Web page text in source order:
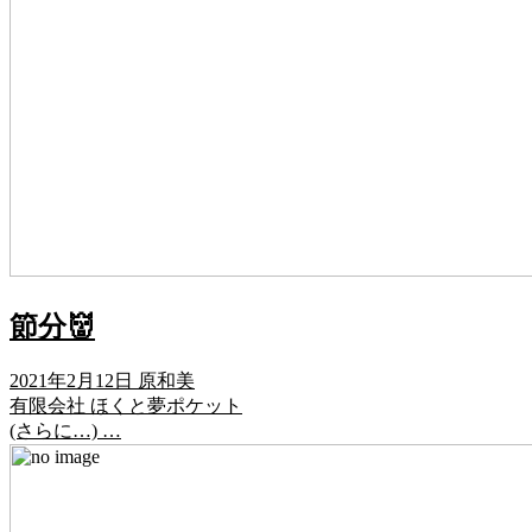
節分👹
2021年2月12日 原和美
有限会社 ほくと夢ポケット
(さらに…) …